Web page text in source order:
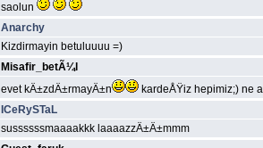
saolun
Anarchy
Kizdirmayin betuluuuu =)
Misafir_betÃ¼l
evet kÄ±zdÄ±rmayÄ±n kardeÅŸiz hepimiz;) ne
ICeRySTaL
sussssssmaaaakkk laaaazzÄ±Ä±mmm